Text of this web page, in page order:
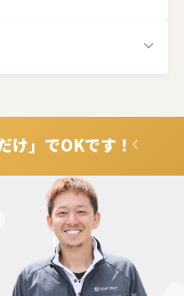
け」でOKです！